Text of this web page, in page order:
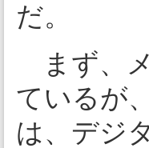
だ。
まず、
ているが
は、デジ